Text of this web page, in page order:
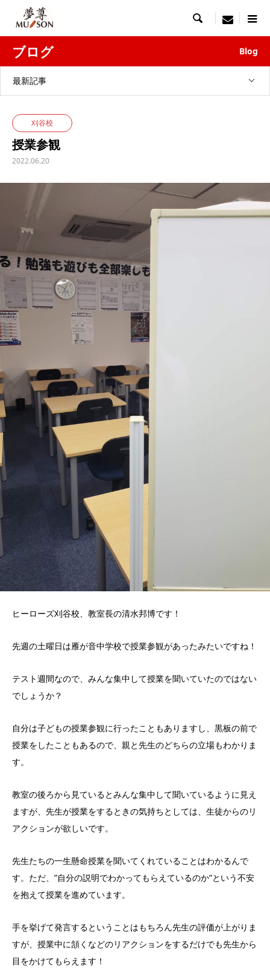
 menu
ブログ Blog
最新記事
刈谷校
授業参観
2022.06.20
ヒーローズ刈谷校、教室長の清水邦博です！
先週の土曜日は雁が音中学校で授業参観があったみたいですね！
テスト週間なので、みんな集中して授業を聞いていたのではない
でしょうか？
自分は子どもの授業参観に行ったこともありますし、黒板の前で
授業をしたこともあるので、親と先生のどちらの立場もわかりま
す。
教室の後ろから見ているとみんな集中して聞いているように見え
ますが、先生が授業をするときの気持ちとしては、生徒からのリ
アクションが欲しいです。
先生たちの一生懸命授業を聞いてくれていることはわかるんで
す。ただ、”自分の説明でわかってもらえているのか”という不安
を抱えて授業を進めています。
手を挙げて発言するということはもちろん先生の評価が上がりま
すが、授業中に頷くなどのリアクションをするだけでも先生から
目をかけてもらえます！